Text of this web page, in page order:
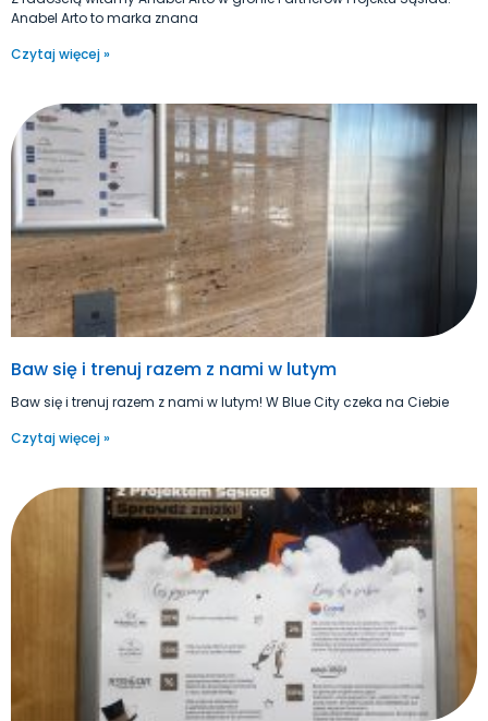
Anabel Arto to marka znana
Czytaj więcej »
Baw się i trenuj razem z nami w lutym
Baw się i trenuj razem z nami w lutym! W Blue City czeka na Ciebie
Czytaj więcej »